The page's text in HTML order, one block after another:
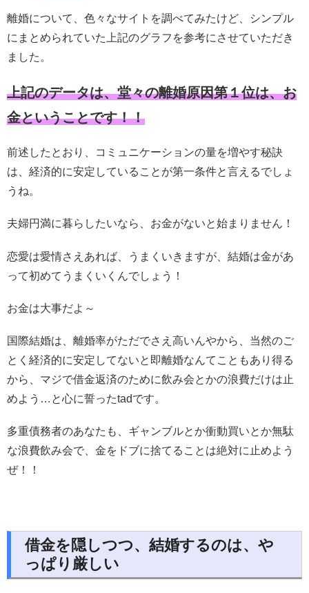
離婚について、色々なサイトを調べてみたけど、シンプル
にまとめられていた上記のグラフを参考にさせていただき
ました。
上記のデータは、堂々の離婚原因第１位は、お
金ということです！！
前述したとおり、コミュニケーションの量を増やす秘訣
は、経済的に安定していることが第一条件と言えるでしょ
うね。
夫婦円満に暮らしたいなら、お金がないと始まりません！
恋愛は愛情さえあれば、うまくいきますが、結婚は金があ
って初めてうまくいくんでしょう！
お金は大事だよ～
国際結婚は、離婚率がただでさえ高いんやから、当然のご
とく経済的に安定してないと即離婚なんてこともあり得る
から、マジで借金返済のために飲み会とかの浪費だけは止
めよう…と心に誓ったtadです。
多重債務者のあなたも、ギャンブルとか衝動買いとか無駄
な浪費飲み会で、金をドブに捨てることは絶対に止めよう
ぜ！！
借金を隠しつつ、結婚するのは、や
っぱり厳しい